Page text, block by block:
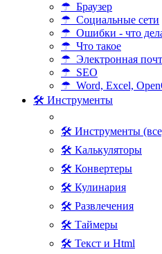
☂ Браузер
☂ Социальные сети
☂ Ошибки - что
☂ Что такое
☂ Электронная
☂ SEO
☂ Word, Excel,
🛠 Инструменты
🛠 Инструменты
🛠 Калькуляторы
🛠 Конвертеры
🛠 Кулинария
🛠 Развлечения
🛠 Таймеры
🛠 Текст и Html